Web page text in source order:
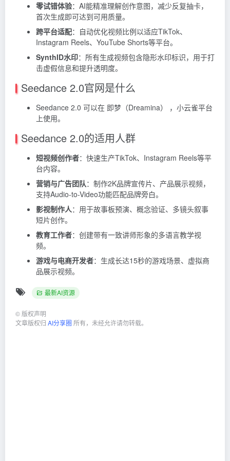
零试错体验：AI能精准理解创作意图，减少反复抽卡，
首次生成即可达到可用质量。
跨平台适配：自动优化视频比例以适应TikTok、
Instagram Reels、YouTube Shorts等平台。
SynthID水印：所有生成视频包含隐形水印标识，用于打
击虚假信息和提升透明度。
Seedance 2.0官网是什么
Seedance 2.0 可以在 即梦 （Dreamina） ，小云雀平台
上使用。
Seedance 2.0的适用人群
短视频创作者：快速生产TikTok、Instagram Reels等平
台内容。
营销与广告团队：制作2K品牌宣传片、产品展示视频，
支持Audio-to-Video功能匹配品牌旁白。
影视制作人：用于故事板预演、概念验证、多镜头叙事
短片创作。
教育工作者：创建带有一致讲师形象的多语言教学视
频。
游戏与电商开发者：生成长达15秒的游戏场景、虚拟商
品展示视频。
最新AI资源
© 版权声明
文章版权归 AI分享圈 所有，未经允许请勿转载。